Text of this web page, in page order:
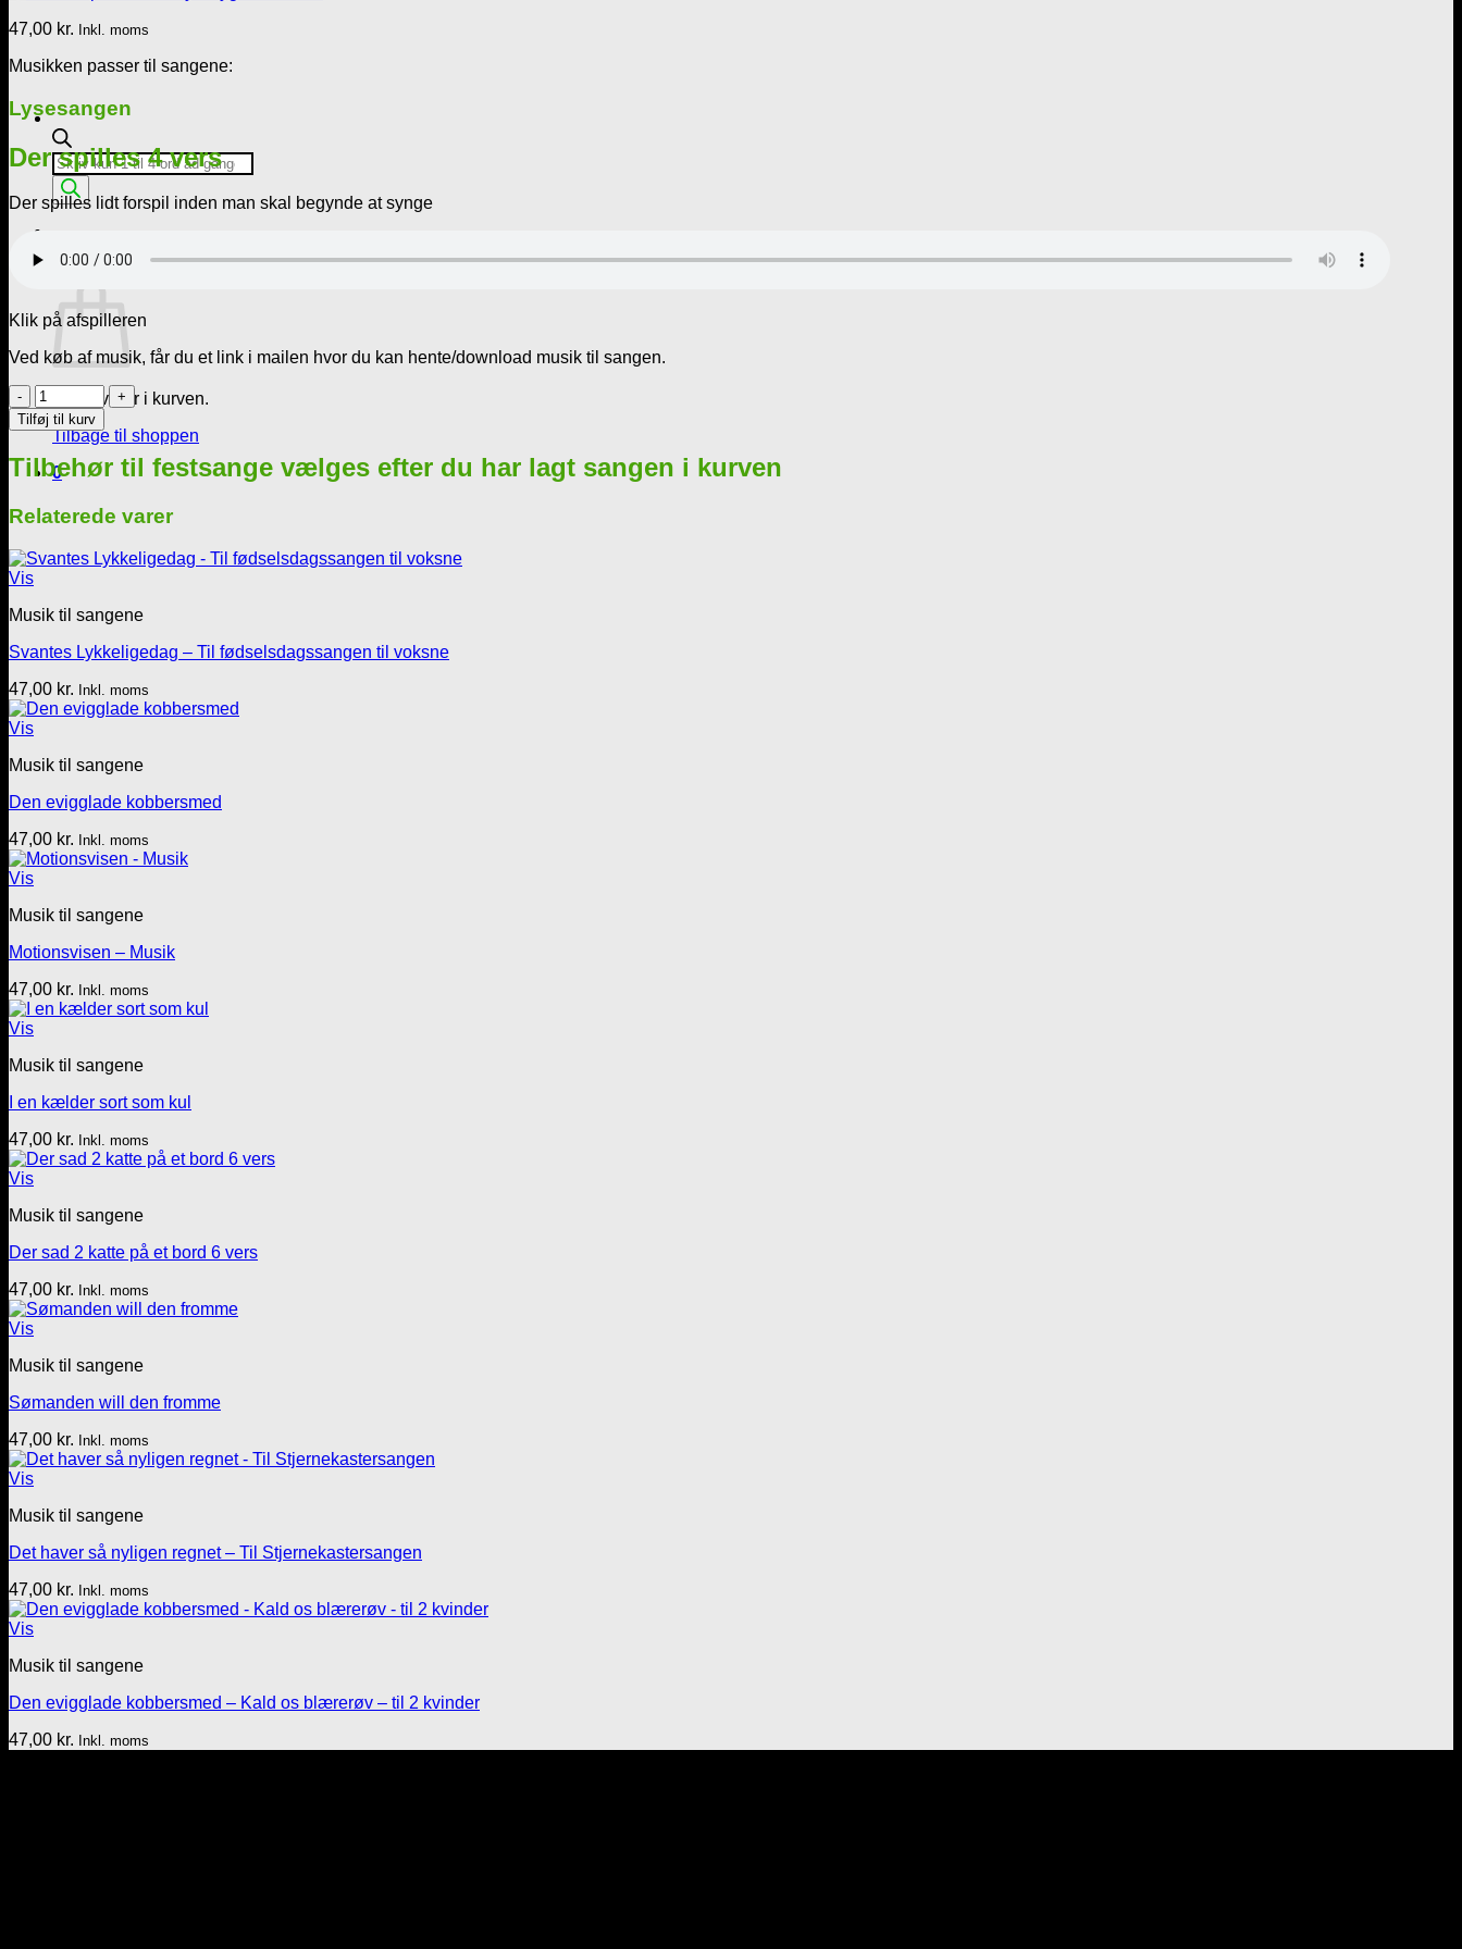
Products
search
Kurv /0,00
Kurv
Ingen varer i kurven.
Tilbage til shoppen
0
47,00 kr. Inkl. moms
Musikken passer til sangene:
Lysesangen
Der spilles 4 vers
Der spilles lidt forspil inden man skal begynde at synge
Klik på afspilleren
Ved køb af musik, får du et link i mailen hvor du kan hente/download musik til sangen.
Musik
Mp3
=
er
i
-
4
antal
Tilføj til kurv
Tilbehør til festsange vælges efter du har lagt sangen i kurven
Relaterede varer
Vis
Musik til sangene
Svantes Lykkeligedag – Til fødselsdagssangen til voksne
47,00 kr. Inkl. moms
Vis
Musik til sangene
Den evigglade kobbersmed
47,00 kr. Inkl. moms
Vis
Musik til sangene
Motionsvisen – Musik
47,00 kr. Inkl. moms
Vis
Musik til sangene
I en kælder sort som kul
47,00 kr. Inkl. moms
Vis
Musik til sangene
Der sad 2 katte på et bord 6 vers
47,00 kr. Inkl. moms
Vis
Musik til sangene
Sømanden will den fromme
47,00 kr. Inkl. moms
Vis
Musik til sangene
Det haver så nyligen regnet – Til Stjernekastersangen
47,00 kr. Inkl. moms
Vis
Musik til sangene
Den evigglade kobbersmed – Kald os blærerøv – til 2 kvinder
47,00 kr. Inkl. moms